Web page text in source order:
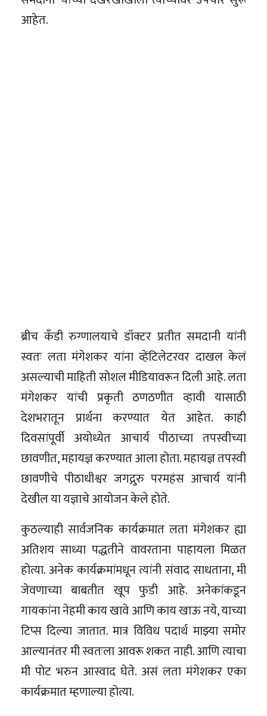
आहेत.
ब्रीच कँडी रुग्णालयाचे डॉक्टर प्रतीत समदानी यांनी
स्वतः लता मंगेशकर यांना व्हेंटिलेटरवर दाखल केलं
असल्याची माहिती सोशल मीडियावरून दिली आहे. लता
मंगेशकर यांची प्रकृती ठणठणीत व्हावी यासाठी
देशभरातून प्रार्थना करण्यात येत आहेत. काही
दिवसांपूर्वी अयोध्येत आचार्य पीठाच्या तपस्वीच्या
छावणीत, महायज्ञ करण्यात आला होता. महायज्ञ तपस्वी
छावणीचे पीठाधीश्वर जगद्गुरु परमहंस आचार्य यांनी
देखील या यज्ञाचे आयोजन केले होते.
कुठल्याही सार्वजनिक कार्यक्रमात लता मंगेशकर ह्या
अतिशय साध्या पद्धतीने वावरताना पाहायला मिळत
होत्या. अनेक कार्यक्रमांमधून त्यांनी संवाद साधताना, मी
जेवणाच्या बाबतीत खूप फुडी आहे. अनेकांकडून
गायकांना नेहमी काय खावे आणि काय खाऊ नये, याच्या
टिप्स दिल्या जातात. मात्र विविध पदार्थ माझ्या समोर
आल्यानंतर मी स्वतःला आवरू शकत नाही. आणि त्याचा
मी पोट भरुन आस्वाद घेते. असं लता मंगेशकर एका
कार्यक्रमात म्हणाल्या होत्या.